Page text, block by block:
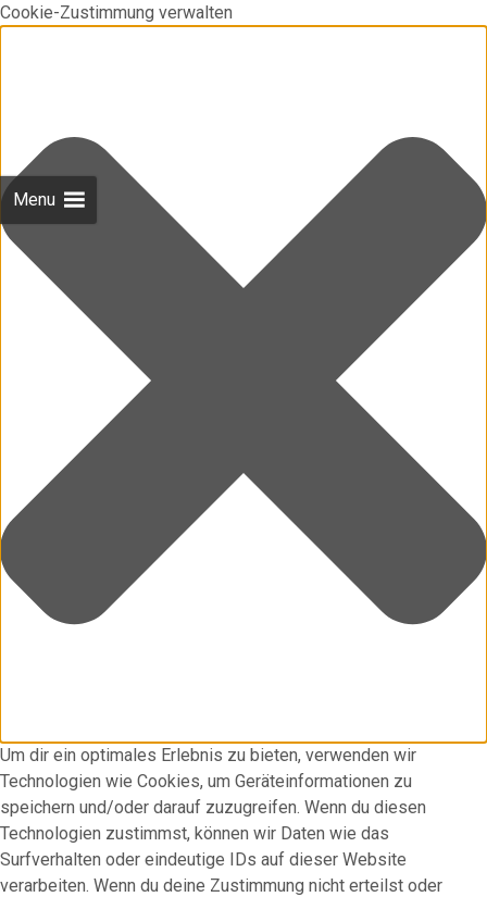
Cookie-Zustimmung verwalten
Um dir ein optimales Erlebnis zu bieten, verwenden wir
Technologien wie Cookies, um Geräteinformationen zu
speichern und/oder darauf zuzugreifen. Wenn du diesen
Technologien zustimmst, können wir Daten wie das
Surfverhalten oder eindeutige IDs auf dieser Website
verarbeiten. Wenn du deine Zustimmung nicht erteilst oder
Menu